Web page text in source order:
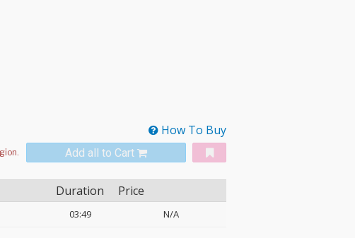
How To Buy
Add all to Cart
Duration Price
03:49 N/A